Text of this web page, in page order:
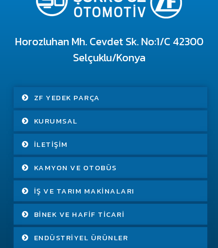
Horozluhan Mh. Cevdet Sk. No:1/C 42300
Selçuklu/Konya
ZF YEDEK PARÇA
KURUMSAL
İLETIŞIM
KAMYON VE OTOBÜS
İŞ VE TARIM MAKINALARI
BINEK VE HAFIF TICARI
ENDÜSTRIYEL ÜRÜNLER